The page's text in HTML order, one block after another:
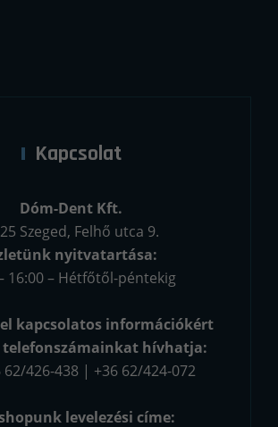
Kapcsolat
Dóm-Dent Kft.
Szeged, Felhő utca 9.
nyitvatartása:
16:00 – Hétfőtől-péntekig
kapcsolatos információkért
telefonszámainkat hívhatja:
62/426-438 | +36 62/424-072
levelezési címe: